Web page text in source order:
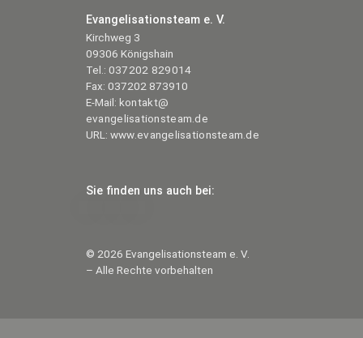
Evan­ge­li­sa­ti­ons­team e. V.
Kirch­weg 3
09306 Königshain
Tel.: 037202 829014
Fax: 037202 873910
E‑Mail: kontakt@​
evangelisationsteam.​de
URL: www​.evan​ge​li​sa​ti​ons​team​.de
Sie fin­den uns auch bei:
© 2026 Evan­ge­li­sa­ti­ons­team e. V.
– Al­le Rech­te vorbehalten